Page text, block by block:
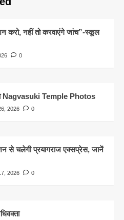
करो, नहीं तो करवाएंगे जांच”-स्कूल
0
Nagvasuki Temple Photos
2026 0
से चलेगी प्रयागराज एक्सप्रेस, जानें
2026 0